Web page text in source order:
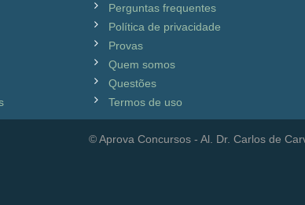
Perguntas frequentes
Política de privacidade
Provas
Quem somos
Questões
Termos de uso
© Aprova Concursos - Al. Dr. Carlos de